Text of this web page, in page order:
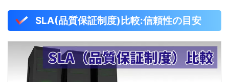
SLA(品質保証制度)比較:信頼性の目安